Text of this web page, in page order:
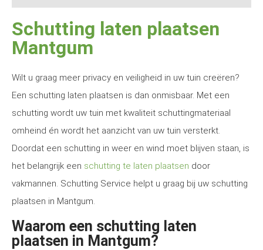
Schutting laten plaatsen
Mantgum
Wilt u graag meer privacy en veiligheid in uw tuin creëren?
Een schutting laten plaatsen is dan onmisbaar. Met een
schutting wordt uw tuin met kwaliteit schuttingmateriaal
omheind én wordt het aanzicht van uw tuin versterkt.
Doordat een schutting in weer en wind moet blijven staan, is
het belangrijk een schutting te laten plaatsen door
vakmannen. Schutting Service helpt u graag bij uw schutting
plaatsen in Mantgum.
Waarom een schutting laten
plaatsen in Mantgum?